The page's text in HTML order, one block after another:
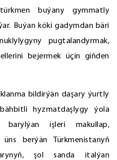
buýany gymmatly
Buýan köki gadymdan bäri
pugtalandyrmak,
bejermek üçin giňden
bildirýän daşary ýurtly
hyzmatdaşlygy ýola
işleri makullap,
berýän Türkmenistanyň
şol sanda italýan